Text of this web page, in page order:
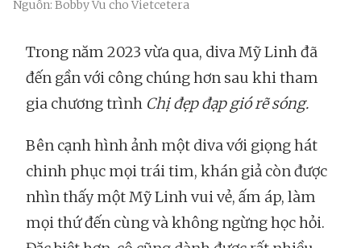
Nguồn: Bobby Vu cho Vietcetera
Trong năm 2023 vừa qua, diva Mỹ Linh đã
đến gần với công chúng hơn sau khi tham
gia chương trình Chị đẹp đạp gió rẽ sóng.
Bên cạnh hình ảnh một diva với giọng hát
chinh phục mọi trái tim, khán giả còn được
nhìn thấy một Mỹ Linh vui vẻ, ấm áp, làm
mọi thứ đến cùng và không ngừng học hỏi.